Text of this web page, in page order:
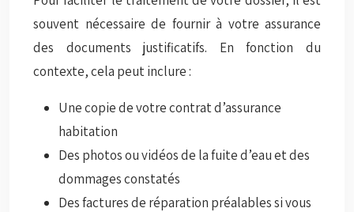
souvent nécessaire de fournir à votre assurance
des documents justificatifs. En fonction du
contexte, cela peut inclure :
Une copie de votre contrat d’assurance
habitation
Des photos ou vidéos de la fuite d’eau et des
dommages constatés
Des factures de réparation préalables si vous